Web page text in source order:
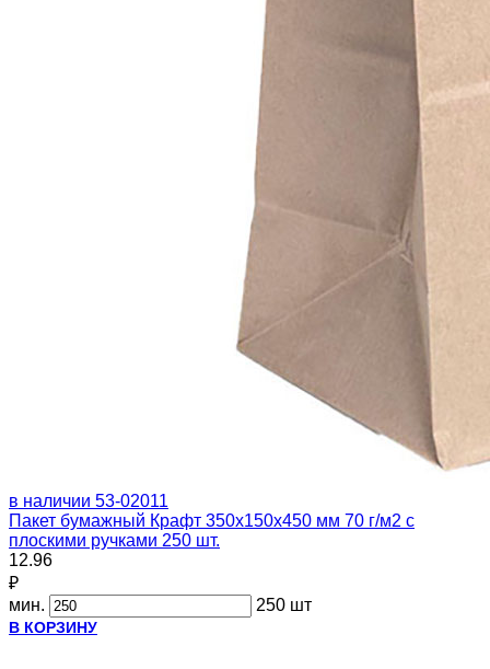
в наличии 53-02011
Пакет бумажный Крафт 350х150х450 мм 70 г/м2 с
плоскими ручками 250 шт.
12.96
₽
мин.
250 шт
В КОРЗИНУ